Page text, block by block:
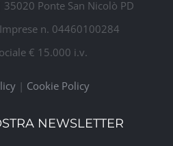
Ponte San Nicolò PD
Imprese n. 04460100284
€ 15.000 i.v.
| Cookie Policy
NEWSLETTER